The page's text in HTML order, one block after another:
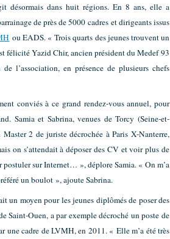
désormais dans huit régions. En 8 ans, elle a
de près de 5000 cadres et dirigeants issus
ou EADS. « Trois quarts des jeunes trouvent un
félicité Yazid Chir, ancien président du Medef 93
l’association, en présence de plusieurs chefs
conviés à ce grand rendez-vous annuel, pour
Samia et Sabrina, venues de Torcy (Seine-et-
2 de juriste décrochée à Paris X-Nanterre,
on s’attendait à déposer des CV et voir plus de
postuler sur Internet… », déplore Samia. « On m’a
un boulot », ajoute Sabrina.
un moyen pour les jeunes diplômés de poser des
Saint-Ouen, a par exemple décroché un poste de
une cadre de LVMH, en 2011. « Elle m’a été très